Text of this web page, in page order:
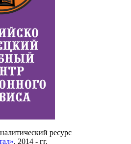
ресурс
, 2014 - гг.